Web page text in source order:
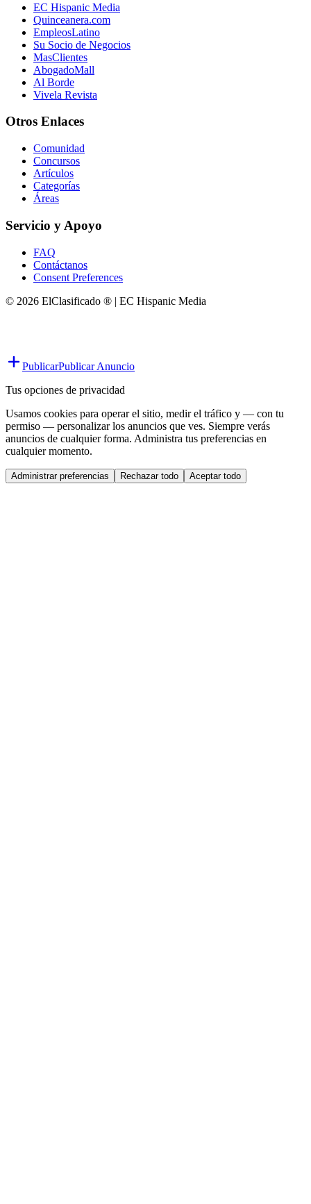
EC Hispanic Media
Quinceanera.com
EmpleosLatino
Su Socio de Negocios
MasClientes
AbogadoMall
Al Borde
Vivela Revista
Otros Enlaces
Comunidad
Concursos
Artículos
Categorías
Áreas
Servicio y Apoyo
FAQ
Contáctanos
Consent Preferences
© 2026 ElClasificado ® | EC Hispanic Media
PublicarPublicar Anuncio
Tus opciones de privacidad
Usamos cookies para operar el sitio, medir el tráfico y — con tu
permiso — personalizar los anuncios que ves. Siempre verás
anuncios de cualquier forma. Administra tus preferencias en
cualquier momento.
Administrar preferencias Rechazar todo Aceptar todo